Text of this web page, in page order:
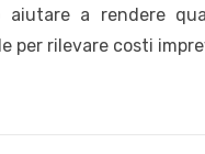
aiutare a rendere
per rilevare costi